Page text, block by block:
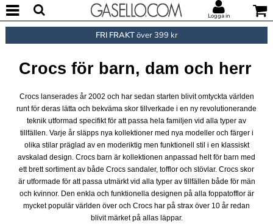
Logga in
FRI FRAKTöver 399 kr
Crocs för barn, dam och herr
Crocs lanserades år 2002 och har sedan starten blivit omtyckta världen
runt för deras lätta och bekväma skor tillverkade i en ny revolutionerande
teknik utformad specifikt för att passa hela familjen vid alla typer av
tillfällen. Varje år släpps nya kollektioner med nya modeller och färger i
olika stilar präglad av en moderiktig men funktionell stil i en klassiskt
avskalad design. Crocs barn är kollektionen anpassad helt för barn med
ett brett sortiment av både Crocs sandaler, tofflor och stövlar. Crocs skor
är utformade för att passa utmärkt vid alla typer av tillfällen både för män
och kvinnor. Den enkla och funktionella designen på alla foppatofflor är
mycket populär världen över och Crocs har på strax över 10 år redan
blivit märket på allas läppar.